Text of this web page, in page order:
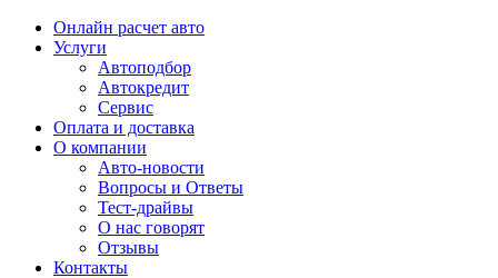
Skip
Онлайн расчет авто
Услуги
Автоподбор
Автокредит
Сервис
Оплата и доставка
О компании
Авто-новости
Вопросы и Ответы
Тест-драйвы
О нас говорят
Отзывы
Контакты